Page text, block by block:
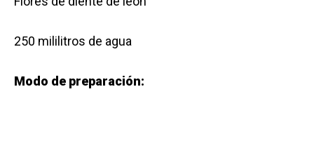
250 mililitros de agua
Modo de preparación: